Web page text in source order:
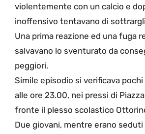
violentemente con un calcio e
inoffensivo tentavano di
Una prima reazione ed una fuga
salvavano lo sventurato da
peggiori.
Simile episodio si verificava
alle ore 23.00, nei pressi di
fronte il plesso scolastico
Due giovani, mentre erano seduti